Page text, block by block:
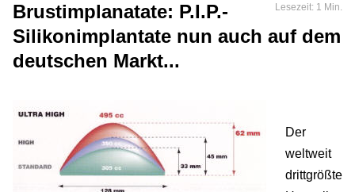
Lesezeit: 1 Min.
Brustimplanatate: P.I.P.-
Silikonimplantate nun auch auf dem
deutschen Markt...
Der
weltweit
drittgrößte